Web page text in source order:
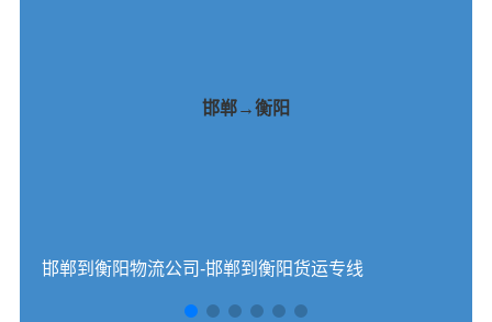
邯郸→衡阳
邯郸到衡阳物流公司-邯郸到衡阳货运专线